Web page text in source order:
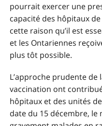
pourrait exercer une
capacité des hôpitaux
cette raison qu’il est
et les Ontariennes
plus tôt possible.
L’approche prudente
vaccination ont
hôpitaux et des unités
date du 15 décembre,